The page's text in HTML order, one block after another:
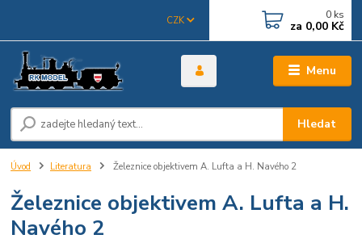
Menu
CZK
Hledat
0 ks
za 0,00 Kč
Úvod Literatura Železnice objektivem A. Lufta a H. Navého 2
Železnice objektivem A. Lufta a H.
Navého 2